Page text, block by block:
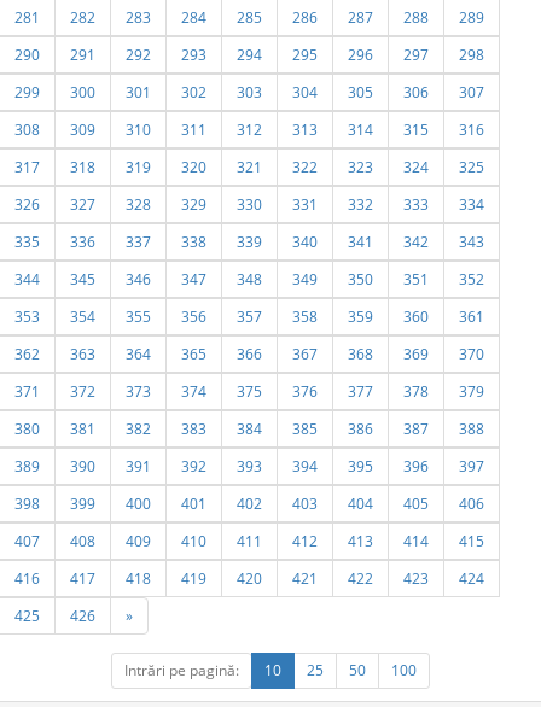
281
282 283 284 285 286 287 288
289
290
291 292 293 294 295 296 297
298
299
300 301 302 303 304 305 306
307
308
309 310 311 312 313 314 315
316
317
318 319 320 321 322 323 324
325
326
327 328 329 330 331 332 333
334
335
336 337 338 339 340 341 342
343
344
345 346 347 348 349 350 351
352
353
354 355 356 357 358 359 360
361
362
363 364 365 366 367 368 369
370
371
372 373 374 375 376 377 378
379
380
381 382 383 384 385 386 387
388
389
390 391 392 393 394 395 396
397
398
399 400 401 402 403 404 405
406
407
408 409 410 411 412 413 414
415
416
417 418 419 420 421 422 423
424
425
426 »
Intrări pe pagină: 10 25 50 100